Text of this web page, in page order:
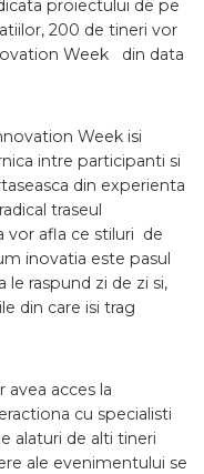
proiectului de pe
200 de tineri vor
Week din data
Week isi
intre participanti si
din experienta
traseul
vor afla ce stiluri de
inovatia este pasul
le raspund zi de zi si,
din care isi trag
acces la
cu specialisti
alaturi de alti tineri
ale evenimentului se